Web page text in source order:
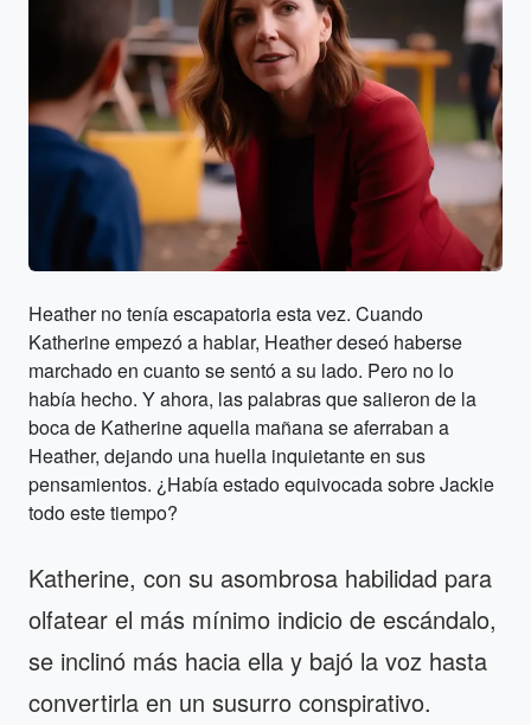
Heather no tenía escapatoria esta vez. Cuando
Katherine empezó a hablar, Heather deseó haberse
marchado en cuanto se sentó a su lado. Pero no lo
había hecho. Y ahora, las palabras que salieron de la
boca de Katherine aquella mañana se aferraban a
Heather, dejando una huella inquietante en sus
pensamientos. ¿Había estado equivocada sobre Jackie
todo este tiempo?
Katherine, con su asombrosa habilidad para
olfatear el más mínimo indicio de escándalo,
se inclinó más hacia ella y bajó la voz hasta
convertirla en un susurro conspirativo.